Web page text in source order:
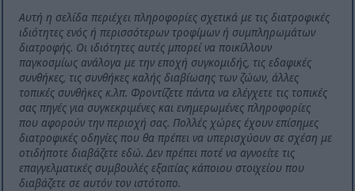
Αυτή η σελίδα περιέχει πληροφορίες σχετικά με τις διατροφικές
ιδιότητες ενός ή περισσότερων τροφίμων ή συμπληρωμάτων
διατροφής. Οι ιδιότητες αυτές μπορεί να ποικίλλουν
παγκοσμίως ανάλογα με την εποχή συγκομιδής, τις εδαφικές
συνθήκες, τις συνθήκες καλής διαβίωσης των ζώων, άλλες
τοπικές συνθήκες κ.λπ. Φροντίζετε πάντα να ελέγχετε τις τοπικές
σας πηγές για συγκεκριμένες και ενημερωμένες πληροφορίες
που αφορούν την περιοχή σας. Πολλές χώρες έχουν επίσημες
διατροφικές οδηγίες που θα πρέπει να υπερισχύουν σε σχέση με
οτιδήποτε διαβάζετε εδώ. Δεν πρέπει ποτέ να αγνοείτε τις
επαγγελματικές συμβουλές εξαιτίας κάποιου στοιχείου που
διαβάζετε σε αυτόν τον ιστότοπο.